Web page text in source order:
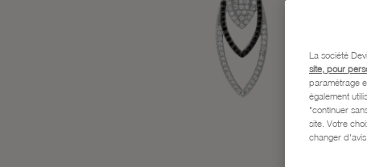
La société
site, pour
paramétrage
également
"continuer
site. Votre
changer